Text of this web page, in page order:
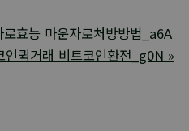
효능 마운자로처방방법_a6A
퀵거래 비트코인환전_g0N »